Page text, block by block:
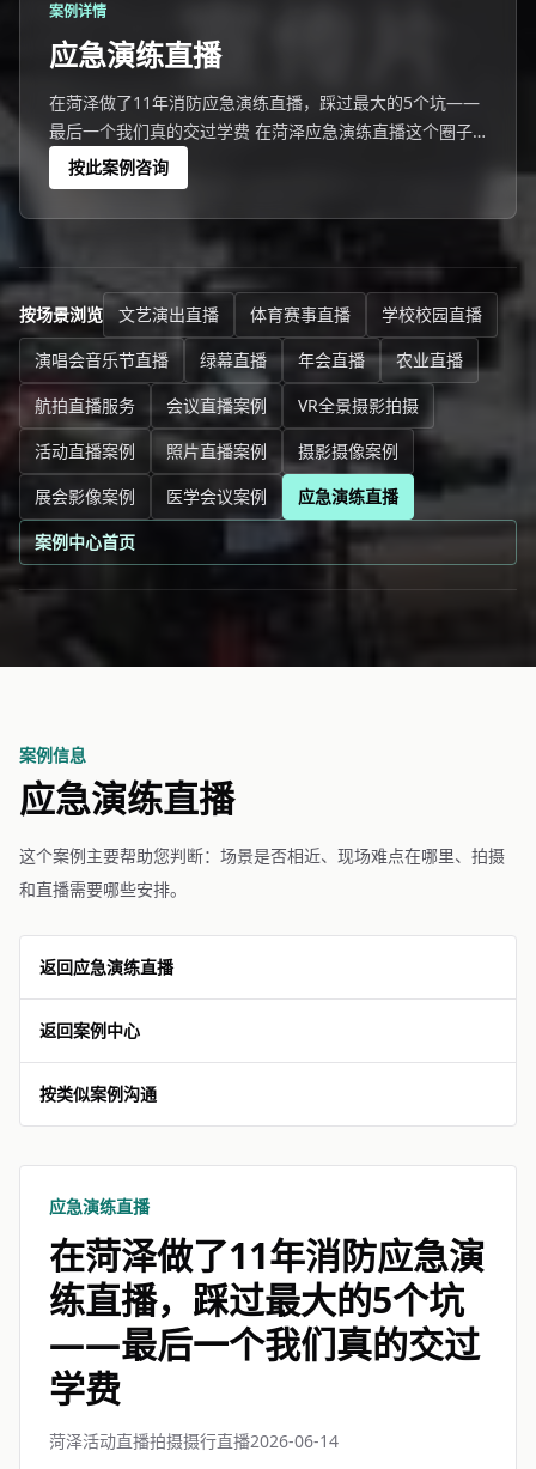
案例详情
应急演练直播
在菏泽做了11年消防应急演练直播，踩过最大的5个坑——
最后一个我们真的交过学费 在菏泽应急演练直播这个圈子
里，很多人只愿意说成功案例。
按此案例咨询
按场景浏览 文艺演出直播 体育赛事直播
学校校园直播
演唱会音乐节直播
绿幕直播 年会直播
农业直播
航拍直播服务
会议直播案例
VR全景摄影拍摄
活动直播案例
照片直播案例
摄影摄像案例
展会影像案例
医学会议案例
应急演练直播
案例中心首页
案例信息
应急演练直播
这个案例主要帮助您判断：场景是否相近、现场难点在哪里、拍摄
和直播需要哪些安排。
返回应急演练直播
返回案例中心
按类似案例沟通
应急演练直播
在菏泽做了11年消防应急演
练直播，踩过最大的5个坑
——最后一个我们真的交过
学费
菏泽活动直播拍摄摄行直播2026-06-14